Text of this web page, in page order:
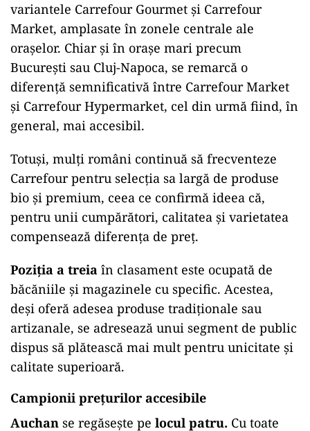
variantele Carrefour Gourmet și Carrefour
Market, amplasate în zonele centrale ale
orașelor. Chiar și în orașe mari precum
București sau Cluj-Napoca, se remarcă o
diferență semnificativă între Carrefour Market
și Carrefour Hypermarket, cel din urmă fiind, în
general, mai accesibil.
Totuși, mulți români continuă să frecventeze
Carrefour pentru selecția sa largă de produse
bio și premium, ceea ce confirmă ideea că,
pentru unii cumpărători, calitatea și varietatea
compensează diferența de preț.
Poziția a treia în clasament este ocupată de
băcăniile și magazinele cu specific. Acestea,
deși oferă adesea produse tradiționale sau
artizanale, se adresează unui segment de public
dispus să plătească mai mult pentru unicitate și
calitate superioară.
Campionii prețurilor accesibile
Auchan se regăsește pe locul patru. Cu toate